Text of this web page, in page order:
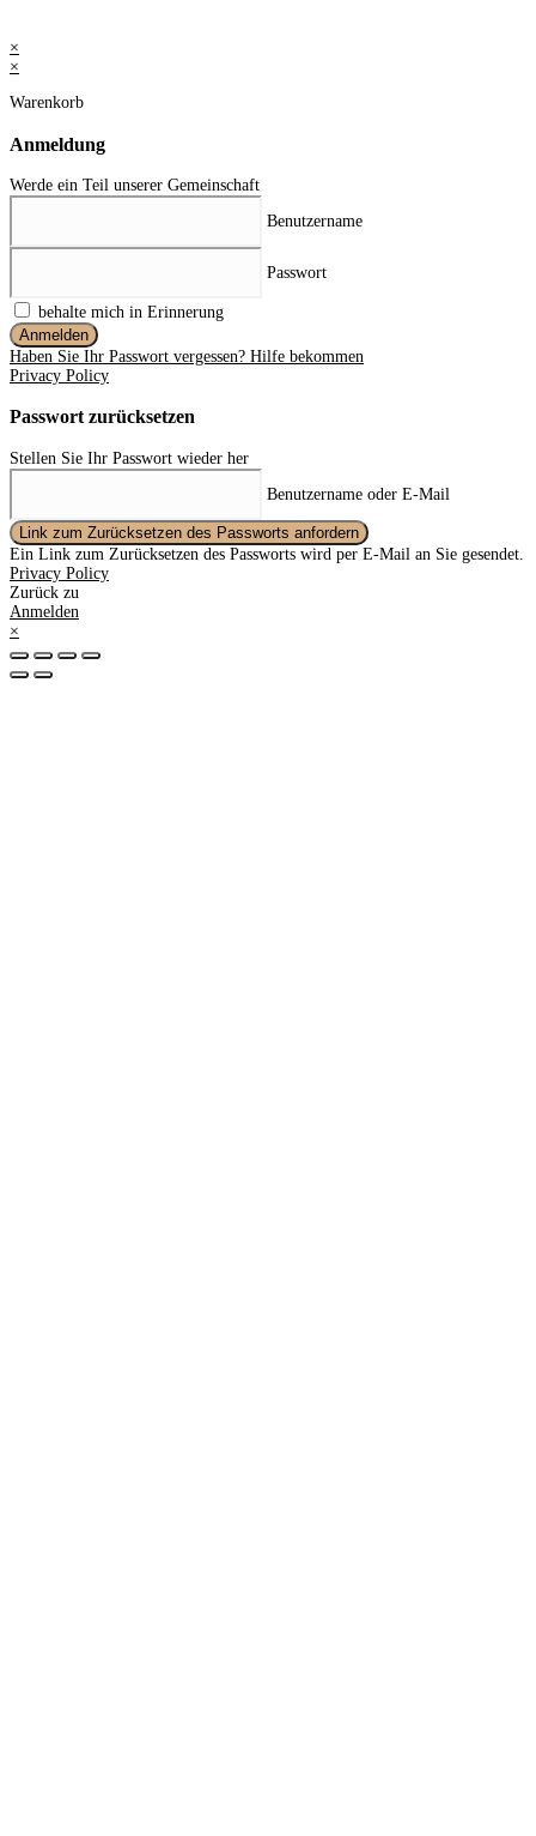
×
×
Warenkorb
Anmeldung
Werde ein Teil unserer Gemeinschaft
Benutzername
Passwort
behalte mich in Erinnerung
Anmelden
Haben Sie Ihr Passwort vergessen? Hilfe bekommen
Privacy Policy
Passwort zurücksetzen
Stellen Sie Ihr Passwort wieder her
Benutzername oder E-Mail
Link zum Zurücksetzen des Passworts anfordern
Ein Link zum Zurücksetzen des Passworts wird per E-Mail an Sie gesendet.
Privacy Policy
Zurück zu
Anmelden
×